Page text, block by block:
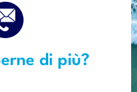
di più?